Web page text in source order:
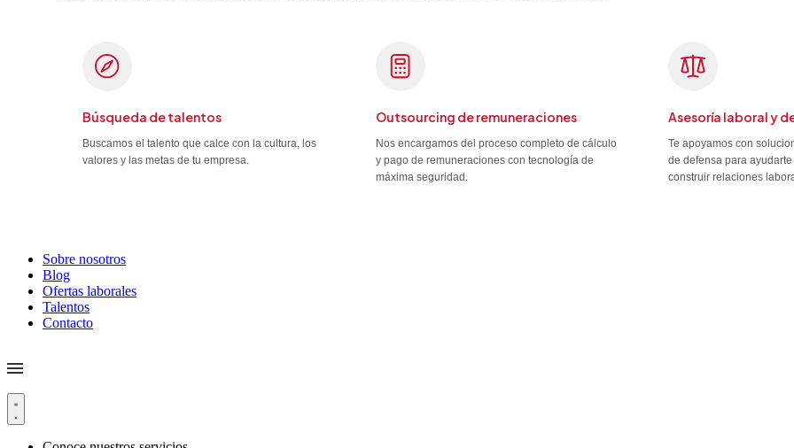
Búsqueda de talentos
Buscamos el talento que calce con la cultura, los
valores y las metas de tu empresa.
Outsourcing de remuneraciones
Nos encargamos del proceso completo de cálculo
y pago de remuneraciones con tecnología de
máxima seguridad.
Asesoría laboral y
Te apoyamos con
de defensa para
construir relaciones
Sobre nosotros
Blog
Ofertas laborales
Talentos
Contacto